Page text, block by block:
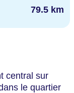
79.5 km
central sur
le quartier